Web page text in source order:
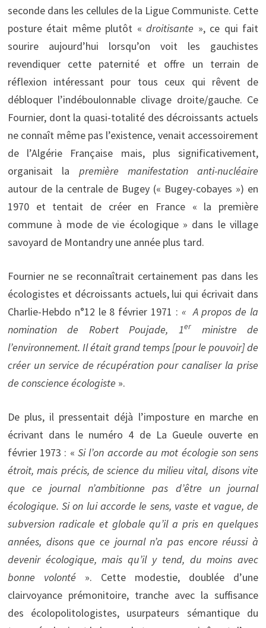
seconde dans les cellules de la Ligue Communiste. Cette
posture était même plutôt «droitisante », ce qui fait
sourire aujourd’hui lorsqu’on voit les gauchistes
revendiquer cette paternité et offre un terrain de
réflexion intéressant pour tous ceux qui rêvent de
débloquer l’indéboulonnable clivage droite/gauche. Ce
Fournier, dont la quasi-totalité des décroissants actuels
ne connaît même pas l’existence, venait accessoirement
de l’Algérie Française mais, plus significativement,
organisait la première manifestation anti-nucléaire
autour de la centrale de Bugey (« Bugey-cobayes ») en
1970 et tentait de créer en France « la première
commune à mode de vie écologique » dans le village
savoyard de Montandry une année plus tard.
Fournier ne se reconnaîtrait certainement pas dans les
écologistes et décroissants actuels, lui qui écrivait dans
Charlie-Hebdo n°12 le 8 février 1971 : « A propos de la
nomination de Robert Poujade, 1er
ministre de
l’environnement. Il était grand temps [pour le pouvoir] de
créer un service de récupération pour canaliser la prise
de conscience écologiste ».
De plus, il pressentait déjà l’imposture en marche en
écrivant dans le numéro 4 de La Gueule ouverte en
février 1973 : «Si l’on accorde au mot écologie son sens
étroit, mais précis, de science du milieu vital, disons vite
que ce journal n’ambitionne pas d’être un journal
écologique. Si on lui accorde le sens, vaste et vague, de
subversion radicale et globale qu’il a pris en quelques
années, disons que ce journal n’a pas encore réussi à
devenir écologique, mais qu’il y tend, du moins avec
bonne volonté ». Cette modestie, doublée d’une
clairvoyance prémonitoire, tranche avec la suffisance
des écolopolitologistes, usurpateurs sémantique du